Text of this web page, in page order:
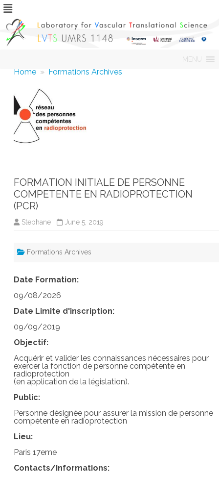
content
MENU
Home » Formations Archives
FORMATION INITIALE DE PERSONNE
COMPETENTE EN RADIOPROTECTION
(PCR)
Stephane June 5, 2019
Formations Archives
Date Formation:
09/08/2026
Date Limite d'inscription:
09/09/2019
Objectif:
Acquérir et valider les connaissances nécessaires pour
exercer la fonction de personne compétente en
radioprotection
(en application de la législation).
Public:
Personne désignée pour assurer la mission de personne
compétente en radioprotection
Lieu:
Paris 17eme
Contacts/Informations: